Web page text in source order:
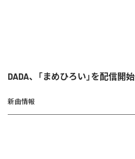
DADA、「まめひろい」を配信開始
新曲情報